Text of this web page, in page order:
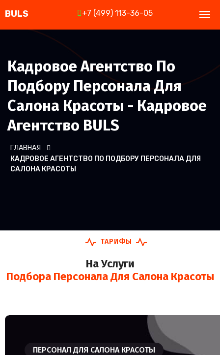
+7 (499) 113-36-05
Кадровое Агентство По
Подбору Персонала Для
Салона Красоты - Кадровое
Агентство BULS
ГЛАВНАЯ
КАДРОВОЕ АГЕНТСТВО ПО ПОДБОРУ ПЕРСОНАЛА ДЛЯ
САЛОНА КРАСОТЫ
ТАРИФЫ
На Услуги
Подбора Персонала Для Салона Красоты
ПЕРСОНАЛ ДЛЯ САЛОНА КРАСОТЫ